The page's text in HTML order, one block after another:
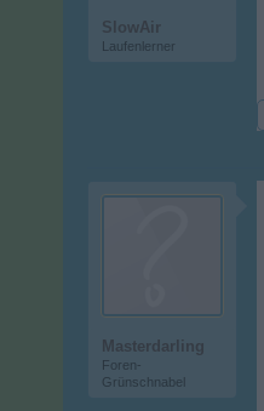
SlowAir
Laufenlerner
Masterdarling
Foren-
Grünschnabel